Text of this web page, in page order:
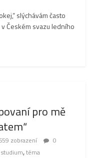
slýchávám často
Českém svazu ledního
pro mě
zobrazení
0
studium,téma